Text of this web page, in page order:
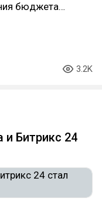
бюджета…
3.2K
и Битрикс 24